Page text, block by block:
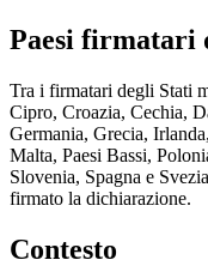
Paesi firmatari
Tra i firmatari degli Stati
Cipro, Croazia, Cechia,
Germania, Grecia,
Malta, Paesi Bassi,
Slovenia, Spagna e
firmato la dichiarazione.
Contesto